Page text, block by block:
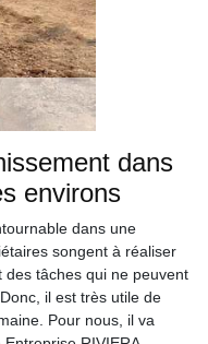
dans
environs
dans une
songent à réaliser
tâches qui ne peuvent
il est très utile de
Pour nous, il va